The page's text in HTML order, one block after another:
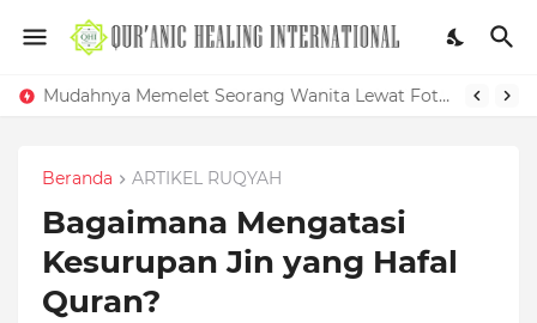
Mudahnya Memelet Seorang Wanita Lewat Foto di Facebook
Beranda ARTIKEL RUQYAH
Bagaimana Mengatasi
Kesurupan Jin yang Hafal
Quran?